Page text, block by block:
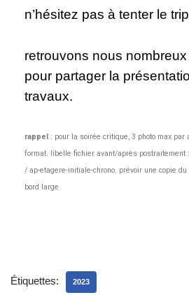
n’hésitez pas à tenter le
retrouvons nous
pour partager la
travaux.
rappel : pour la soirée critique, 3 photo max
format. libelle fichier avant/après postraitement
/ ap-etagere-initiale-chrono. prévoir une copie
bord large
Étiquettes: 2023